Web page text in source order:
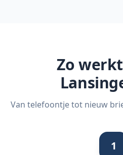
Zo
Van telefoontje tot nieuw
1